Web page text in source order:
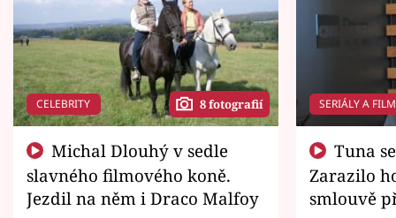
CELEBRITY 8 fotografií
slavného filmového koně.
Jezdil na něm i Draco Malfoy
SERIÁLY A
Zarazilo
smlouvě